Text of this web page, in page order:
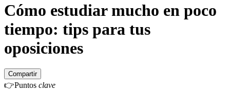
Cómo estudiar mucho en poco
tiempo: tips para tus
oposiciones
Compartir
👉Puntos clave